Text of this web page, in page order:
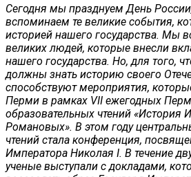
Сегодня мы празднуем День
вспоминаем те великие события,
историей нашего государства. Мы
великих людей, которые внесли
нашего государства. Но, для того,
должны знать историю своего
способствуют мероприятия,
Перми в рамках VII ежегодных
образовательных чтений «История
Романовых». В этом году
чтений стала конференция,
Императора Николая I. В течение
ученые выступали с докладами,